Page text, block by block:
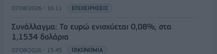
07/08/2026 - 16:11 ΕΠΙΧΕΙΡΗΣΕΙΣ
Συνάλλαγμα: Το ευρώ ενισχύεται 0,08%, στα
1,1534 δολάρια
07/08/2026 - 15:45 ΟΙΚΟΝΟΜΙΑ